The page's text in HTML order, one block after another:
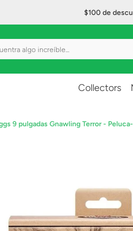
$100 de
algo increíble...
Collectors
9 pulgadas Gnawling Terror -